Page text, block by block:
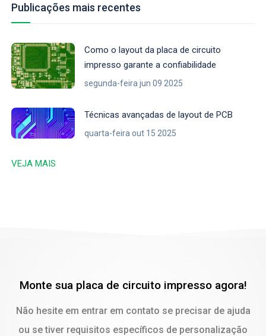
Publicações mais recentes
Como o layout da placa de circuito
impresso garante a confiabilidade
segunda-feira jun 09 2025
Técnicas avançadas de layout de PCB
quarta-feira out 15 2025
VEJA MAIS
Monte sua placa de circuito impresso agora!
Não hesite em entrar em contato se precisar de ajuda
ou se tiver requisitos específicos de personalização